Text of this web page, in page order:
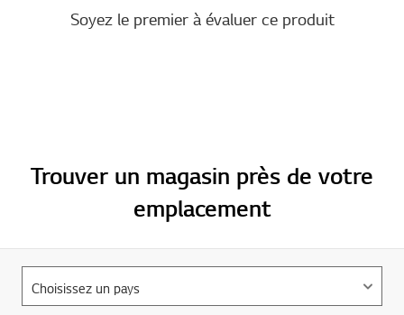
Soyez le premier à évaluer ce produit
Trouver un magasin près de votre
emplacement